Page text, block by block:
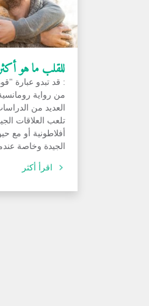
للقلب ما هو
: قد تبدو عبارة
من رواية
العديد من
تلعب العلاقات
أفلاطونية أو مع
الجيدة وخاصة
اقرأ أكثر